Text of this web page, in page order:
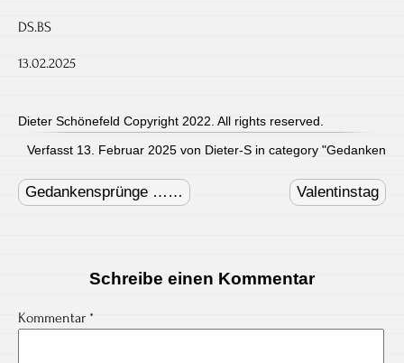
DS.BS
13.02.2025
Dieter Schönefeld Copyright 2022. All rights reserved.
Verfasst 13. Februar 2025 von Dieter-S in category "Gedanken
navigation
Gedankensprünge …… Valentinstag
Schreibe einen Kommentar
Kommentar *